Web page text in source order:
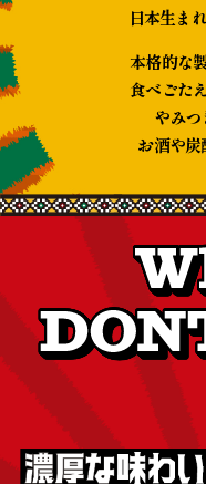
日本生ま
本格的な
食べごた
やみ
お酒や炭